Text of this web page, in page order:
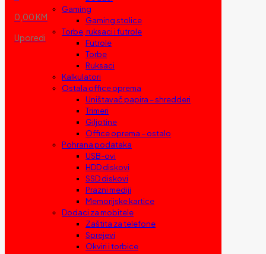
0,00 KM
Uporedi
Gaming
Gaming stolice
Torbe, ruksaci i futrole
Futrole
Torbe
Ruksaci
Kalkulatori
Ostala office oprema
Uništavač papira – shredderi
Trimeri
Giljotine
Office oprema – ostalo
Pohrana podataka
USB-ovi
HDD diskovi
SSD diskovi
Prazni mediji
Memorijske kartice
Dodaci za mobitele
Zaštita za telefone
Sprejevi
Okviri i torbice